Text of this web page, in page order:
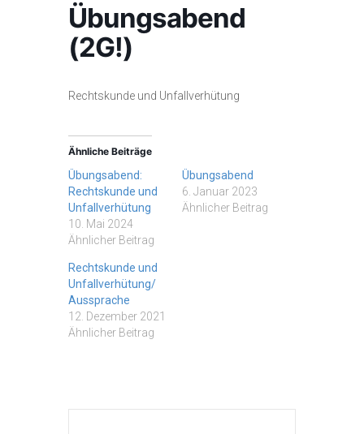
Übungsabend
(2G!)
Rechtskunde und Unfallverhütung
Ähnliche Beiträge
Übungsabend:
Rechtskunde und
Unfallverhütung
10. Mai 2024
Ähnlicher Beitrag
Übungsabend
6. Januar 2023
Ähnlicher Beitrag
Rechtskunde und
Unfallverhütung/
Aussprache
12. Dezember 2021
Ähnlicher Beitrag